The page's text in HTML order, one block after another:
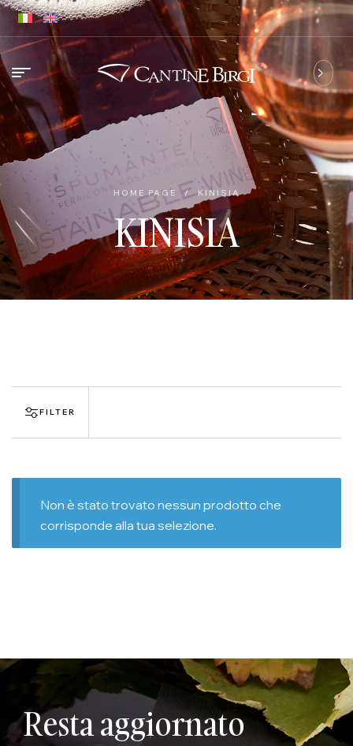
KINISIA
HOME PAGE / KINISIA
FILTER
Non è stato trovato nessun prodotto che
corrisponde alla tua selezione.
Resta aggiornato